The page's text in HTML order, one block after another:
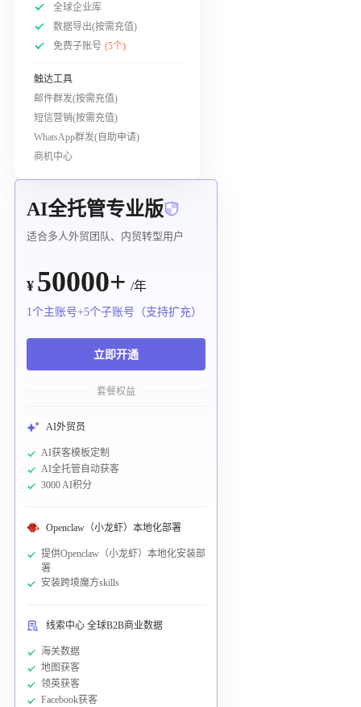
全球企业库
数据导出(按需充值)
免费子账号 (5个)
触达工具
邮件群发(按需充值)
短信营销(按需充值)
WhatsApp群发(自助申请)
商机中心
AI全托管专业版
适合多人外贸团队、内贸转型用户
¥ 50000+ /年
1个主账号+5个子账号（支持扩充）
立即开通
套餐权益
AI外贸员
AI获客模板定制
AI全托管自动获客
3000 AI积分
Openclaw（小龙虾）本地化部署
提供Openclaw（小龙虾）本地化安装部
署
安装跨境魔方skills
线索中心 全球B2B商业数据
海关数据
地图获客
领英获客
Facebook获客